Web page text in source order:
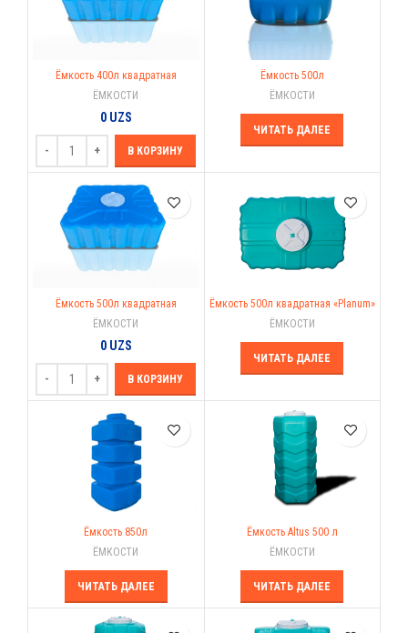
Ёмкость 400л квадратная
ЁМКОСТИ
0 UZS
В КОРЗИНУ
Ёмкость 500л
ЁМКОСТИ
ЧИТАТЬ ДАЛЕЕ
Ёмкость 500л квадратная
ЁМКОСТИ
0 UZS
В КОРЗИНУ
Ёмкость 500л квадратная «Planum»
ЁМКОСТИ
ЧИТАТЬ ДАЛЕЕ
Ёмкость 850л
ЁМКОСТИ
ЧИТАТЬ ДАЛЕЕ
Ёмкость Altus 500 л
ЁМКОСТИ
ЧИТАТЬ ДАЛЕЕ